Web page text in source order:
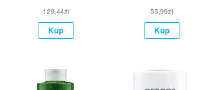
129,44zł
Kup
55,99zł
Kup